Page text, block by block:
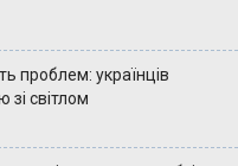
проблем: українців
світлом